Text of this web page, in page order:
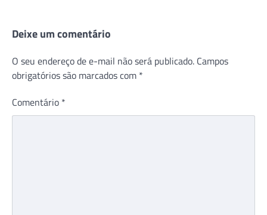
Deixe um comentário
O seu endereço de e-mail não será publicado. Campos
obrigatórios são marcados com *
Comentário *